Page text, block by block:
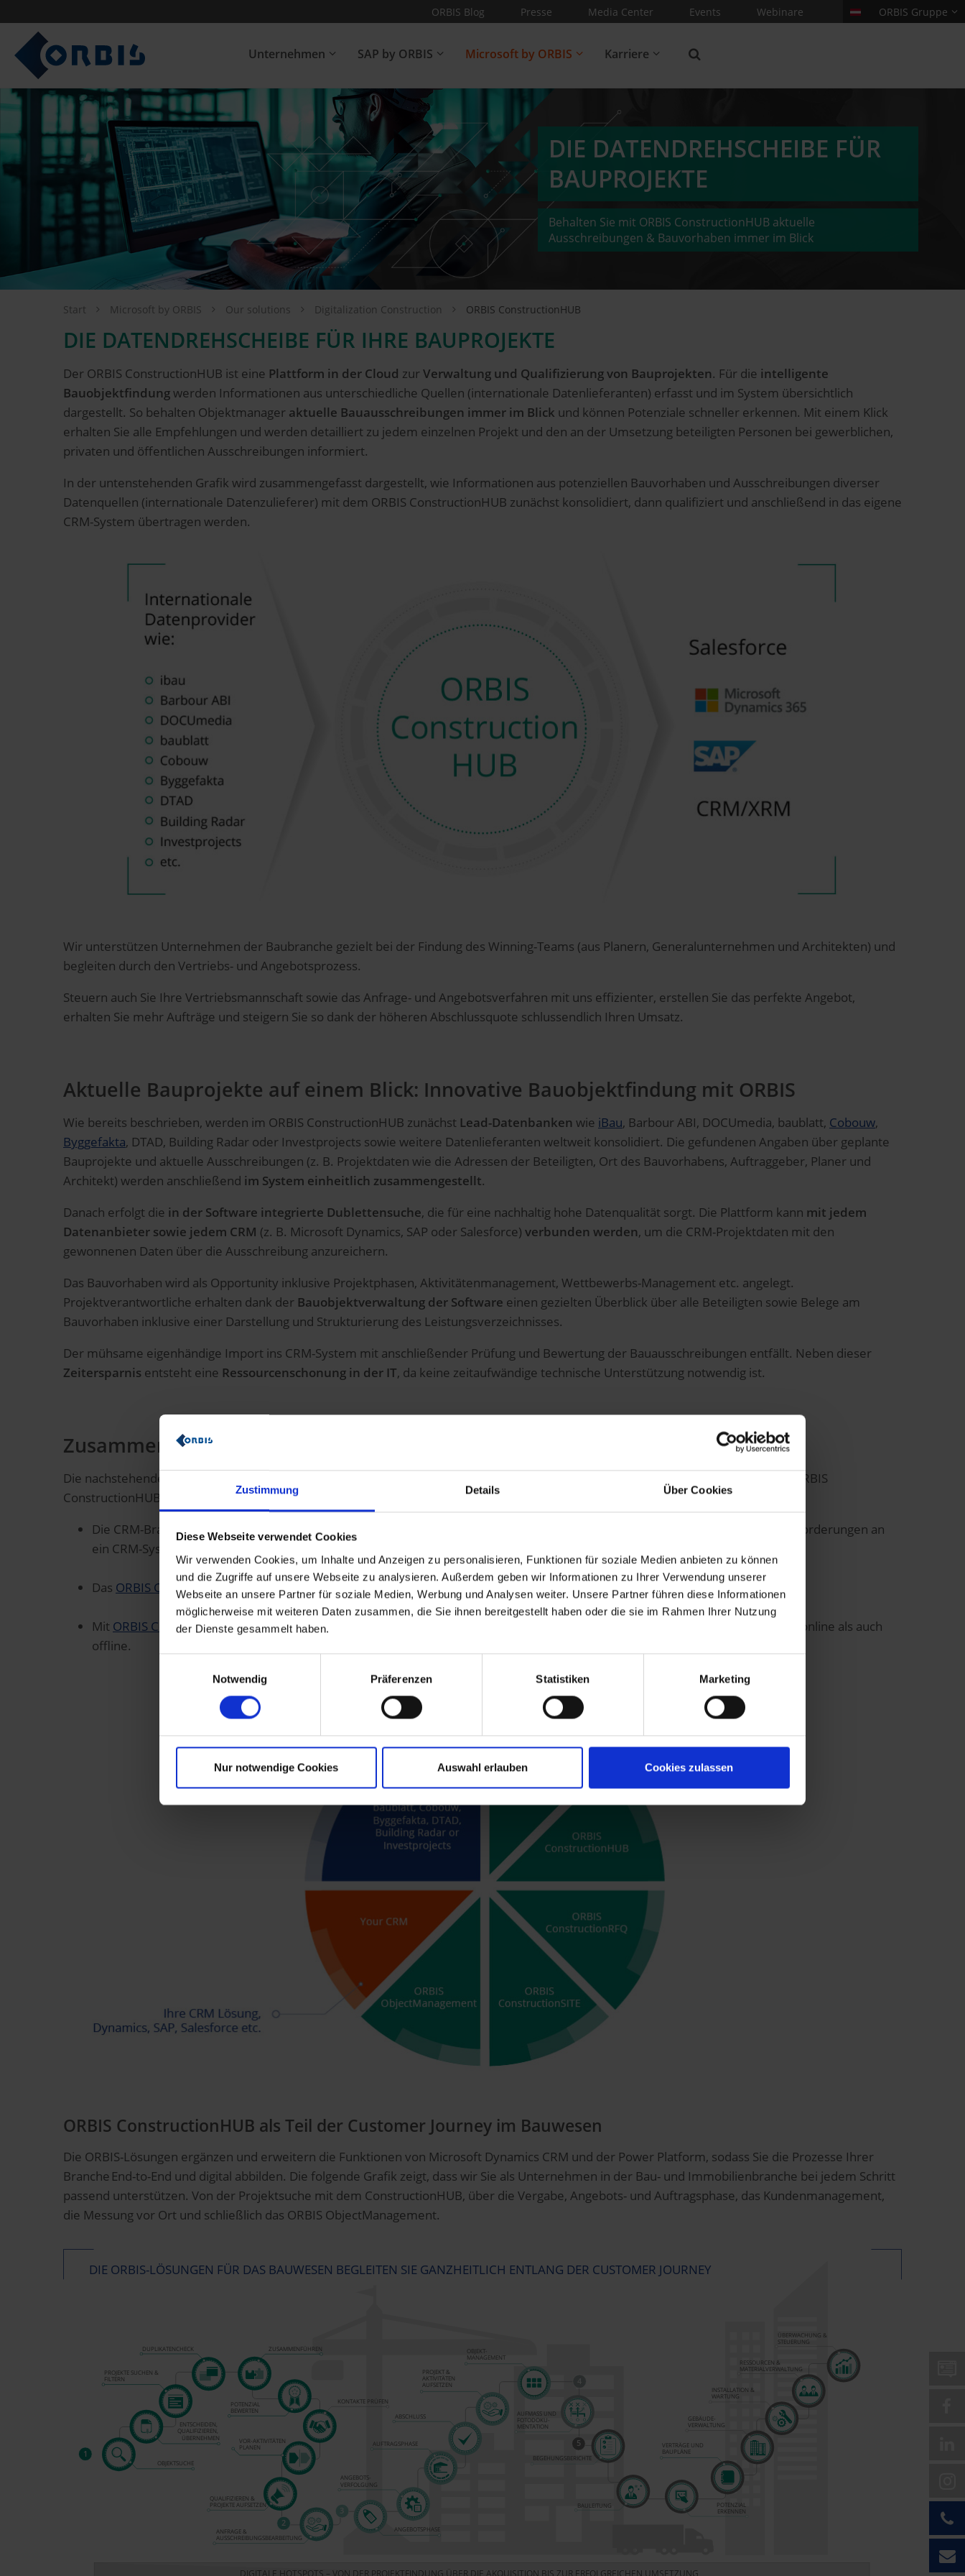
Zustimmung Details Über Cookies
Diese Webseite verwendet Cookies
Wir verwenden Cookies, um Inhalte und Anzeigen zu personalisieren, Funktionen für soziale Medien anbieten zu können
und die Zugriffe auf unsere Webseite zu analysieren. Außerdem geben wir Informationen zu Ihrer Verwendung unserer
Webseite an unsere Partner für soziale Medien, Werbung und Analysen weiter. Unsere Partner führen diese Informationen
möglicherweise mit weiteren Daten zusammen, die Sie ihnen bereitgestellt haben oder die sie im Rahmen Ihrer Nutzung
der Dienste gesammelt haben.
Notwendig
Präferenzen Statistiken Marketing
Nur notwendige Cookies Auswahl erlauben Cookies zulassen
ORBIS Blog Presse Media Center Events Webinare ORBIS Gruppe
Unternehmen SAP by ORBIS Microsoft by ORBIS Karriere
DIE DATENDREHSCHEIBE FÜR
BAUPROJEKTE
Behalten Sie mit ORBIS ConstructionHUB aktuelle
Ausschreibungen & Bauvorhaben immer im Blick
Start Microsoft by ORBIS Our solutions Digitalization Construction ORBIS ConstructionHUB
DIE DATENDREHSCHEIBE FÜR IHRE BAUPROJEKTE
Der ORBIS ConstructionHUB ist eine Plattform in der Cloud zurVerwaltung und Qualifizierung von Bauprojekten. Für die intelligente
Bauobjektfindungwerden Informationen aus unterschiedliche Quellen (internationale Datenlieferanten) erfasst und im System übersichtlich
dargestellt. So behalten Objektmanager aktuelle Bauausschreibungen immer im Blick und können Potenziale schneller erkennen. Mit einem Klick
erhalten Sie alle Empfehlungen und werden detailliert zu jedem einzelnen Projekt und den an der Umsetzung beteiligten Personen bei gewerblichen,
privaten und öffentlichen Ausschreibungen informiert.
In der untenstehenden Grafik wird zusammengefasst dargestellt, wie Informationen aus potenziellen Bauvorhaben und Ausschreibungen diverser
Datenquellen (internationale Datenzulieferer) mit dem ORBIS ConstructionHUB zunächst konsolidiert, dann qualifiziert und anschließend in das eigene
CRM-System übertragen werden.
Wir unterstützen Unternehmen der Baubranche gezielt bei der Findung des Winning-Teams (aus Planern, Generalunternehmen und Architekten) und
begleiten durch den Vertriebs- und Angebotsprozess.
Steuern auch Sie Ihre Vertriebsmannschaft sowie das Anfrage- und Angebotsverfahren mit uns effizienter, erstellen Sie das perfekte Angebot,
erhalten Sie mehr Aufträge und steigern Sie so dank der höheren Abschlussquote schlussendlich Ihren Umsatz.
Aktuelle Bauprojekte auf einem Blick: Innovative Bauobjektfindung mit ORBIS
Wie bereits beschrieben, werden im ORBIS ConstructionHUB zunächst Lead-Datenbanken wie iBau, Barbour ABI, DOCUmedia, baublatt, Cobouw,
Byggefakta, DTAD, Building Radar oder Investprojects sowie weitere Datenlieferanten weltweit konsolidiert. Die gefundenen Angaben über geplante
Bauprojekte und aktuelle Ausschreibungen (z. B. Projektdaten wie die Adressen der Beteiligten, Ort des Bauvorhabens, Auftraggeber, Planer und
Architekt) werden anschließend im System einheitlich zusammengestellt.
Danach erfolgt die in der Software integrierte Dublettensuche, die für eine nachhaltig hohe Datenqualität sorgt. Die Plattform kann mit jedem
Datenanbieter sowie jedem CRM (z. B. Microsoft Dynamics, SAP oder Salesforce) verbunden werden, um die CRM-Projektdaten mit den
gewonnenen Daten über die Ausschreibung anzureichern.
Das Bauvorhaben wird als Opportunity inklusive Projektphasen, Aktivitätenmanagement, Wettbewerbs-Management etc. angelegt.
Projektverantwortliche erhalten dank der Bauobjektverwaltung der Software einen gezielten Überblick über alle Beteiligten sowie Belege am
Bauvorhaben inklusive einer Darstellung und Strukturierung des Leistungsverzeichnisses.
Der mühsame eigenhändige Import ins CRM-System mit anschließender Prüfung und Bewertung der Bauausschreibungen entfällt. Neben dieser
Zeitersparnis entsteht eine Ressourcenschonung in der IT, da keine zeitaufwändige technische Unterstützung notwendig ist.
Zusammenspiel der innovativen ORBIS-Lösungen für die Baubranche
Die nachstehende Grafik zeigt Ihnen das Zusammenspiel der ORBIS-Lösungen für die Digitalisierung der Bauindustrie. Neben dem ORBIS
ConstructionHUB bietet die ORBIS folgende
maßgeschneiderte Lösungen für die Baubranche
Die CRM-Branchenlösung
ORBIS ConstructionONE
– basierend auf Microsoft Dynamics 365 – passt sich an Ihre spezifischen Anforderungen an
ein CRM-System als Bauunternehmen oder Bauzulieferer an.
Das ORBIS ConstructionRFQ führt Sie mit intelligenten Bearbeitungsmechanismen von der Anfrage zum Angebot.
Mit ORBIS ConstructionSITEbieten wir Ihnen eine intelligente App für das Aufmaß und die Fotodokumentation vor Ort - sowohl online als auch
offline.
ORBIS ConstructionHUB als Teil der Customer Journey im Bauwesen
Die ORBIS-Lösungen ergänzen und erweitern die Funktionen von Microsoft Dynamics CRM und der Power Platform, sodass Sie die Prozesse Ihrer
Branche End-to-End und digital abbilden. Die folgende Grafik zeigt, dass wir Sie als Unternehmen in der Bau- und Immobilienbranche bei jedem Schritt
passend unterstützen. Von der Projektsuche mit dem ConstructionHUB, über die Vergabe, Angebots- und Auftragsphase, das Kundenmanagement,
die Messung vor Ort und schließlich das ORBIS ObjectManagement.
OBJEKTSUCHE
KONTAKTE PRÜFEN
BEGEHUNGSBERICHTE
ENTSCHEIDEN,
QUALIFIZIEREN,
ÜBERNEHMEN
DUPLIKATENCHECK
PROJEKTE SUCHEN &
FILTERN
ANGEBOTS-
VERFOLGUNG
ANFRAGE &
AUSSCHREIBUNGSBEARBEITUNG
ANGEBOTSPHASE
POTENZIAL
ERKENNEN
AUFTRAGSPHASE
ABSCHLUSS
VERTRÄGE UND
BAUPLÄNE
INSTALLATION &
WARTUNG
ÜBERWACHUNG &
STEUERUNG
RESSOURCEN &
MATERIALVERWALTUNG
GEBÄUDE-
VERWALTUNG
OBJEKT-
MANAGEMENT
PROJEKT &
AKTIVITÄTEN
AUFSETZEN
AUFMASS UND
FOTODOKU-
MENTATION
BAULEITUNG
ZUSAMMENFÜHREN
POTENZIAL
BEWERTEN
DIE ORBIS-LÖSUNGEN FÜR DAS BAUWESEN BEGLEITEN SIE GANZHEITLICH ENTLANG DER CUSTOMER JOURNEY
VOR-AKTIVITÄTEN
PLANEN
1
2
5
3
DIGITALE HOTSPOTS – VON DER PROJEKTFINDUNG ÜBER DIE AKQUISITION BIS ZUR ERFOLGREICHEN UMSETZUNG
QUALIFIZIEREN &
PROJEKTE AUFSETZEN